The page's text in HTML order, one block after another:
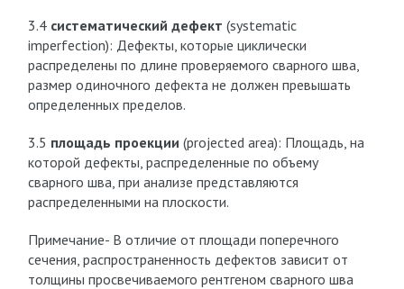
3.4 систематический дефект (systematic
imperfection): Дефекты, которые циклически
распределены по длине проверяемого сварного шва,
размер одиночного дефекта не должен превышать
определенных пределов.
3.5 площадь проекции (projected area): Площадь, на
которой дефекты, распределенные по объему
сварного шва, при анализе представляются
распределенными на плоскости.
Примечание- В отличие от площади поперечного
сечения, распространенность дефектов зависит от
толщины просвечиваемого рентгеном сварного шва